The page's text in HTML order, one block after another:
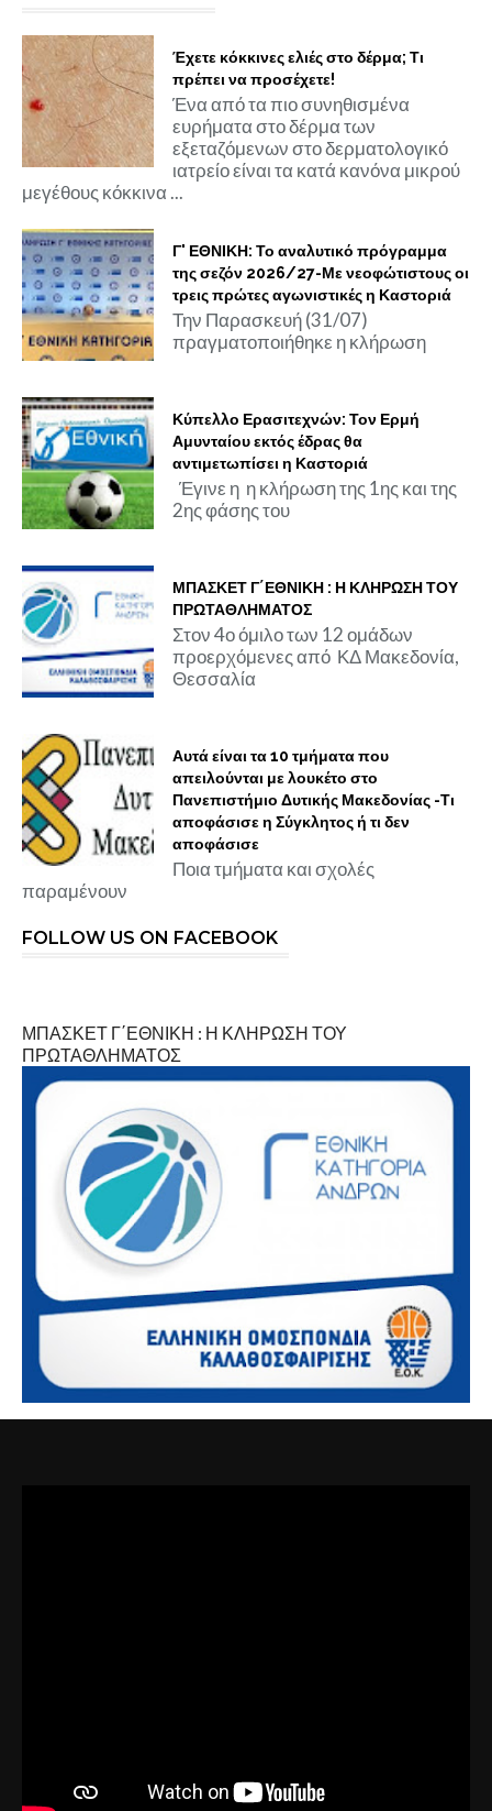
Έχετε κόκκινες ελιές στο δέρμα; Τι
πρέπει να προσέχετε!
Ένα από τα πιο συνηθισμένα
ευρήματα στο δέρμα των
εξεταζόμενων στο δερματολογικό
ιατρείο είναι τα κατά κανόνα μικρού
μεγέθους κόκκινα ...
Γ' ΕΘΝΙΚΗ: Το αναλυτικό πρόγραμμα
της σεζόν 2026/27-Με νεοφώτιστους οι
τρεις πρώτες αγωνιστικές η Καστοριά
Την Παρασκευή (31/07)
πραγματοποιήθηκε η κλήρωση
Κύπελλο Ερασιτεχνών: Τον Ερμή
Αμυνταίου εκτός έδρας θα
αντιμετωπίσει η Καστοριά
Έγινε η η κλήρωση της 1ης και της
2ης φάσης του
ΜΠΑΣΚΕΤ Γ΄ΕΘΝΙΚΗ : Η ΚΛΗΡΩΣΗ ΤΟΥ
ΠΡΩΤΑΘΛΗΜΑΤΟΣ
Στον 4ο όμιλο των 12 ομάδων
προερχόμενες από ΚΔ Μακεδονία,
Θεσσαλία
Αυτά είναι τα 10 τμήματα που
απειλούνται με λουκέτο στο
Πανεπιστήμιο Δυτικής Μακεδονίας -Τι
αποφάσισε η Σύγκλητος ή τι δεν
αποφάσισε
Ποια τμήματα και σχολές
παραμένουν
FOLLOW US ON FACEBOOK
ΜΠΑΣΚΕΤ Γ΄ΕΘΝΙΚΗ : Η ΚΛΗΡΩΣΗ ΤΟΥ
ΠΡΩΤΑΘΛΗΜΑΤΟΣ